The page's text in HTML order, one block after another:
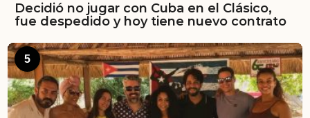
Decidió no jugar con Cuba en el Clásico,
fue despedido y hoy tiene nuevo contrato
5